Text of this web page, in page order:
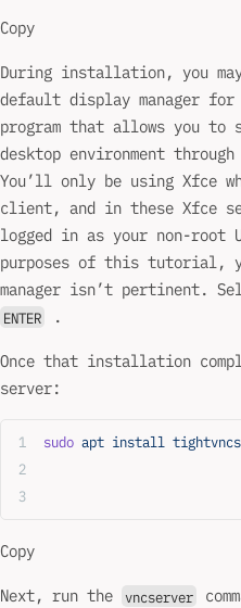
Copy
During installation, you
default display manager
program that allows you
desktop environment
You’ll only be using Xfce
client, and in these Xfce
logged in as your non-root
purposes of this tutorial,
manager isn’t pertinent.
ENTER .
Once that installation
server:
sudo apt install
Copy
Next, run the vncserver